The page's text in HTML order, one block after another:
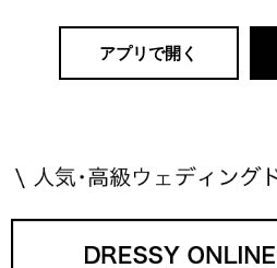
アプリで開く